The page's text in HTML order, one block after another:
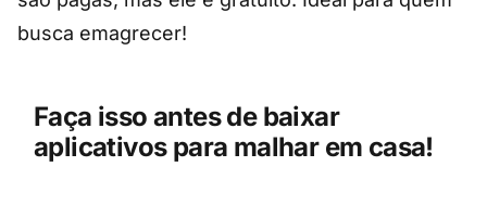
busca emagrecer!
Faça isso antes de baixar
aplicativos para malhar em casa!